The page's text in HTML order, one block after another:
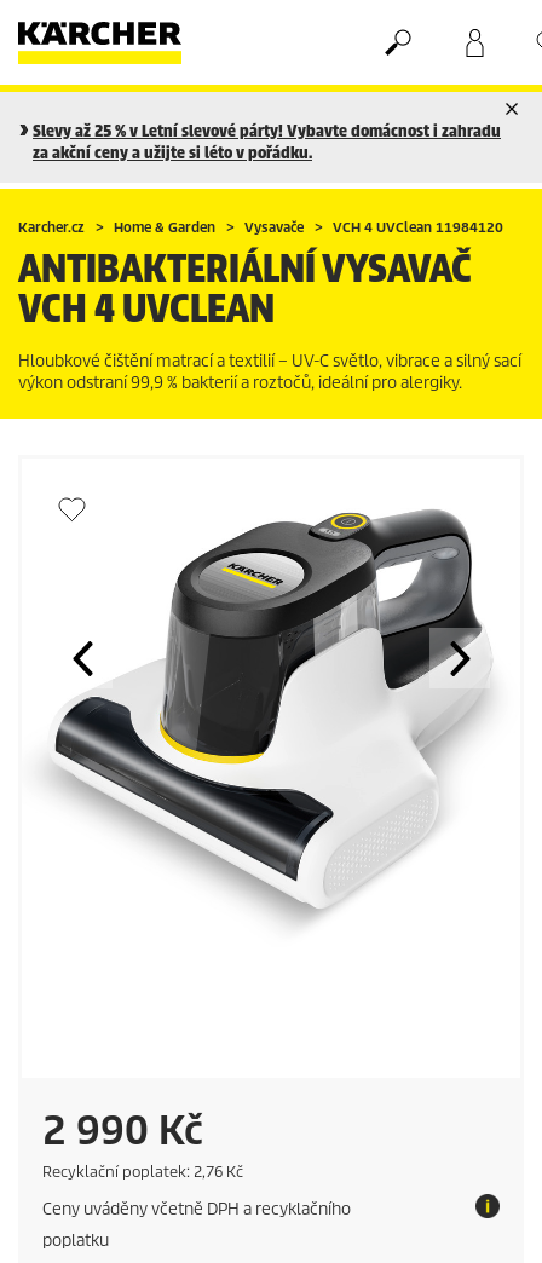
Nákupní košík
Seznam oblíbených produktů
Slevy až 25 % v Letní slevové párty! Vybavte domácnost i zahradu
za akční ceny a užijte si léto v pořádku.
Karcher.cz Home & Garden Vysavače VCH 4 UVClean 11984120
ANTIBAKTERIÁLNÍ VYSAVAČ
VCH 4 UVCLEAN
Hloubkové čištění matrací a textilií – UV-C světlo, vibrace a silný sací
výkon odstraní 99,9 % bakterií a roztočů, ideální pro alergiky.
C
u
r
2 990 Kč
E
o
t
a
Recyklační poplatek: 2,76 Kč
Ceny uváděny včetně DPH a recyklačního
poplatku